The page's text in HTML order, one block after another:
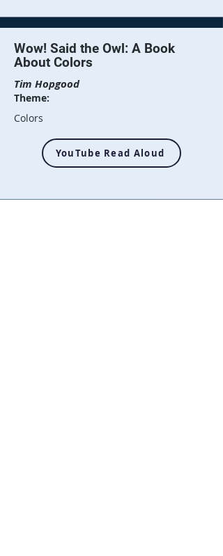
Wow! Said the Owl: A Book
About Colors
Tim Hopgood
Theme:
Colors
YouTube Read Aloud